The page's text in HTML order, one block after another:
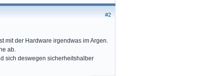
#2
mit der Hardware irgendwas im Argen.
ab.
sich deswegen sicherheitshalber